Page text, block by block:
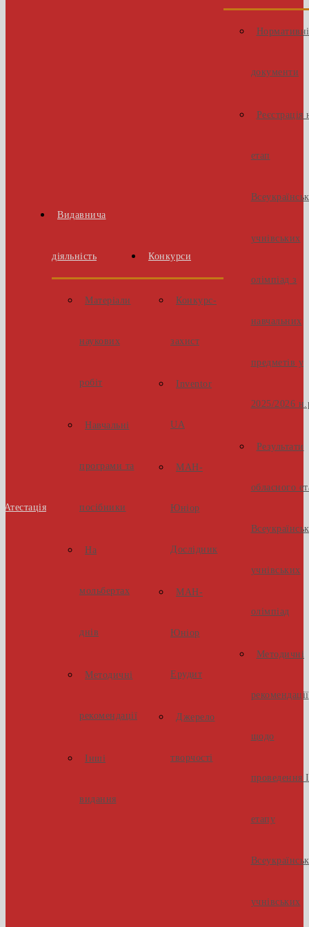
Атестація
Видавнича
діяльність
Матеріали
наукових
робіт
Навчальні
програми та
посібники
На
мольбертах
днів
Методичні
рекомендації
Інші
видання
Конкурси
Конкурс-
захист
Inventor
UA
МАН-
Юніор
Дослідник
МАН-
Юніор
Ерудит
Джерело
творчості
Нормативні
документи
Реєстрація
етап
учнівських
олімпіад з
навчальних
предметів у
2025/2026
Результати
обласного
учнівських
олімпіад
Методичні
рекомендації
щодо
проведення
етапу
учнівських